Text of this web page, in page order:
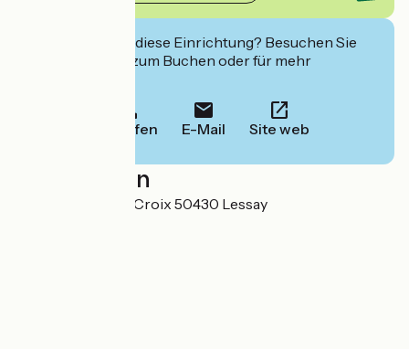
Interessiert Sie diese Einrichtung? Besuchen Sie
deren Website zum Buchen oder für mehr
Anrufen E-Mail Site web
Localisation
2 rue de la Sainte-Croix 50430 Lessay